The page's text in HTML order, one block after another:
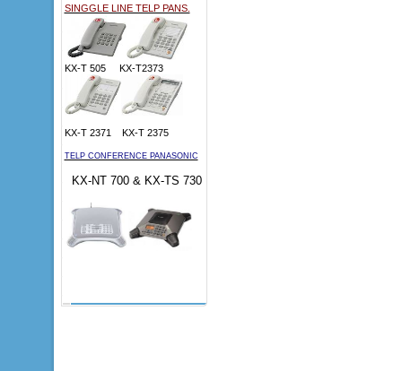
SINGGLE LINE TELP PANS.
KX-T 505 KX-T2373
KX-T 2371 KX-T 2375
TELP CONFERENCE PANASONIC
KX-NT 700 & KX-TS 730